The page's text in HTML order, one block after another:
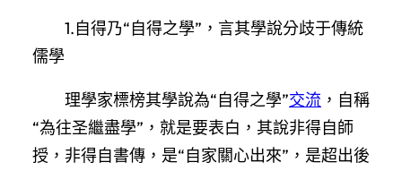
1.自得乃“自得之學”，言其學說分歧于傳統
儒學
理學家標榜其學說為“自得之學”交流 ，自稱
“為往圣繼盡學”，就是要表白，其說非得自師
授，非得自書傳，是“自家關心出來”，是超出後